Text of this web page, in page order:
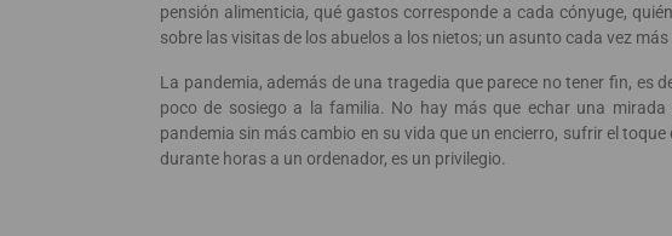
pensión alimenticia, qué gastos corresponde a cada cónyuge,
sobre las visitas de los abuelos a los nietos; un asunto cada vez
La pandemia, además de una tragedia que parece no tener fin, es
poco de sosiego a la familia. No hay más que echar una
pandemia sin más cambio en su vida que un encierro, sufrir el
durante horas a un ordenador, es un privilegio.